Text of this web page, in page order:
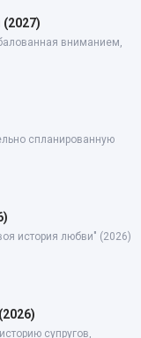
вниманием,
спланированную
история любви" (2026)
супругов,